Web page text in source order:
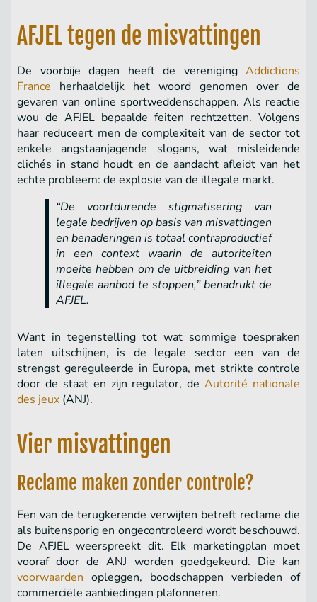
AFJEL tegen de misvattingen
De voorbije dagen heeft de vereniging Addictions
France herhaaldelijk het woord genomen over de
gevaren van online sportweddenschappen. Als reactie
wou de AFJEL bepaalde feiten rechtzetten. Volgens
haar reduceert men de complexiteit van de sector tot
enkele angstaanjagende slogans, wat misleidende
clichés in stand houdt en de aandacht afleidt van het
echte probleem: de explosie van de illegale markt.
“De voortdurende stigmatisering van
legale bedrijven op basis van misvattingen
en benaderingen is totaal contraproductief
in een context waarin de autoriteiten
moeite hebben om de uitbreiding van het
illegale aanbod te stoppen,” benadrukt de
AFJEL.
Want in tegenstelling tot wat sommige toespraken
laten uitschijnen, is de legale sector een van de
strengst gereguleerde in Europa, met strikte controle
door de staat en zijn regulator, deAutorité nationale
des jeux (ANJ).
Vier misvattingen
Reclame maken zonder controle?
Een van de terugkerende verwijten betreft reclame die
als buitensporig en ongecontroleerd wordt beschouwd.
De AFJEL weerspreekt dit. Elk marketingplan moet
vooraf door de ANJ worden goedgekeurd. Die kan
voorwaarden opleggen, boodschappen verbieden of
commerciële aanbiedingen plafonneren.